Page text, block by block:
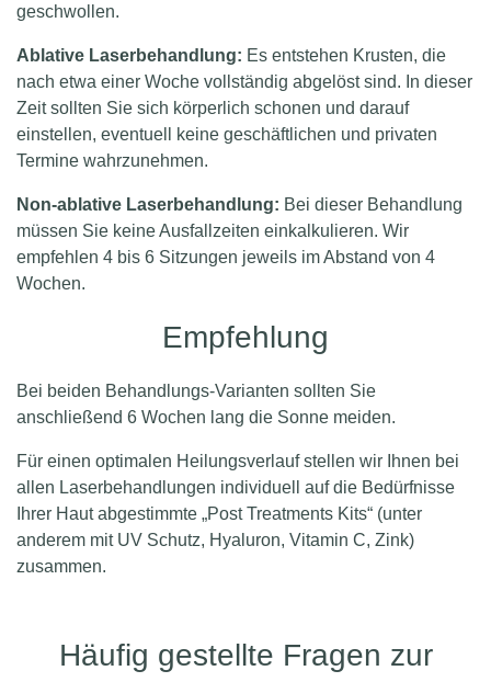
geschwollen.
Ablative Laserbehandlung: Es entstehen Krusten, die
nach etwa einer Woche vollständig abgelöst sind. In dieser
Zeit sollten Sie sich körperlich schonen und darauf
einstellen, eventuell keine geschäftlichen und privaten
Termine wahrzunehmen.
Non-ablative Laserbehandlung: Bei dieser Behandlung
müssen Sie keine Ausfallzeiten einkalkulieren. Wir
empfehlen 4 bis 6 Sitzungen jeweils im Abstand von 4
Wochen.
Empfehlung
Bei beiden Behandlungs-Varianten sollten Sie
anschließend 6 Wochen lang die Sonne meiden.
Für einen optimalen Heilungsverlauf stellen wir Ihnen bei
allen Laserbehandlungen individuell auf die Bedürfnisse
Ihrer Haut abgestimmte „Post Treatments Kits“ (unter
anderem mit UV Schutz, Hyaluron, Vitamin C, Zink)
zusammen.
Häufig gestellte Fragen zur